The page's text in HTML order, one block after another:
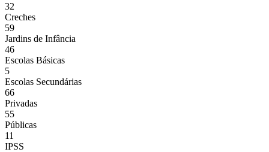
32
Creches
59
Jardins de Infância
46
Escolas Básicas
5
Escolas Secundárias
66
Privadas
55
Públicas
11
IPSS